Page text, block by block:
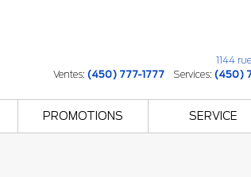
1144
Ventes: (450) 777-1777 Services: (450)
PROMOTIONS SERVICE